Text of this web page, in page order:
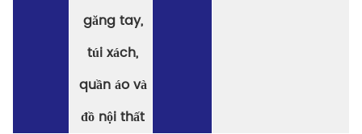
găng tay,
túi xách,
quần áo và
đồ nội thất